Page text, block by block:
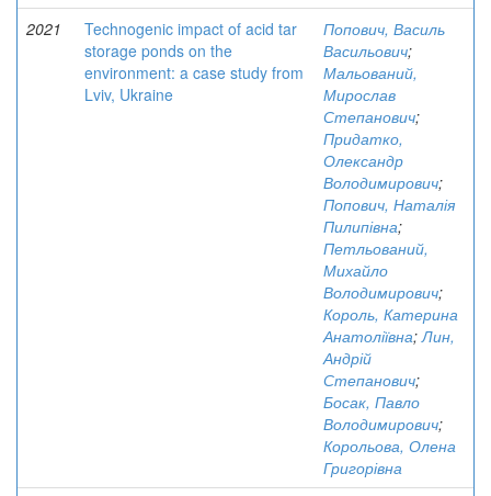
2021
Technogenic impact of acid tar
storage ponds on the
environment: a case study from
Lviv, Ukraine
Попович, Василь
Васильович;
Мальований,
Мирослав
Степанович;
Придатко,
Олександр
Володимирович;
Попович, Наталія
Пилипівна;
Петльований,
Михайло
Володимирович;
Король, Катерина
Анатоліївна;Лин,
Андрій
Степанович;
Босак, Павло
Володимирович;
Корольова, Олена
Григорівна